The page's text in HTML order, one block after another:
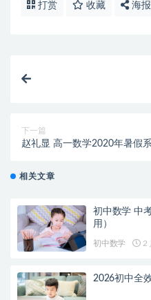
打赏 收藏 海报
下一篇
赵礼显 高一数学2020年暑假
相关文章
初中数学 中
用）
初中数学 2
2026初中全